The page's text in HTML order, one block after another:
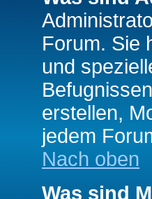
Forum. Sie
und
erstellen,
jedem
Nach oben
Was sind